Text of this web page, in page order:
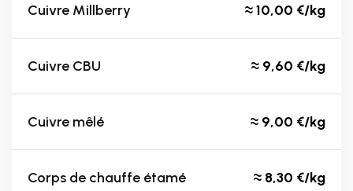
Cuivre Millberry ≈10,00 €/kg
Cuivre CBU ≈ 9,60 €/kg
Cuivre mêlé ≈ 9,00 €/kg
Corps de chauffe étamé ≈ 8,30 €/kg